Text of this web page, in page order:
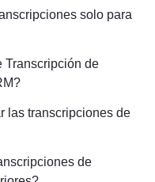
solo para
Transcripción de
las transcripciones de
de